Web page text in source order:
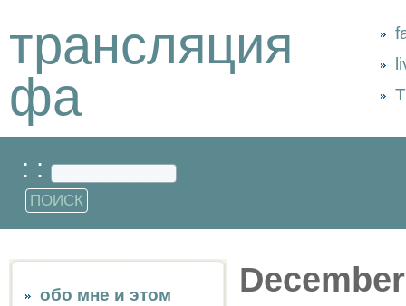
трансляция
фа
: :
обо мне и этом